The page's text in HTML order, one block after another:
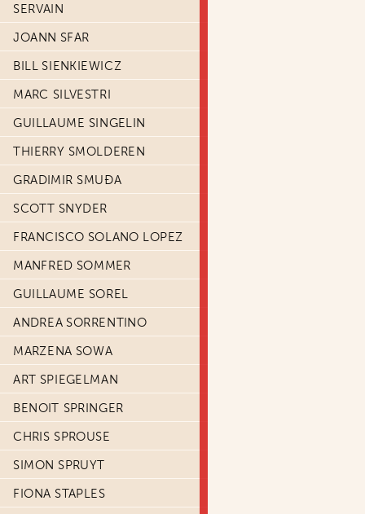
SERVAIN
JOANN SFAR
BILL SIENKIEWICZ
MARC SILVESTRI
GUILLAUME SINGELIN
THIERRY SMOLDEREN
GRADIMIR SMUĐA
SCOTT SNYDER
FRANCISCO SOLANO LOPEZ
MANFRED SOMMER
GUILLAUME SOREL
ANDREA SORRENTINO
MARZENA SOWA
ART SPIEGELMAN
BENOIT SPRINGER
CHRIS SPROUSE
SIMON SPRUYT
FIONA STAPLES